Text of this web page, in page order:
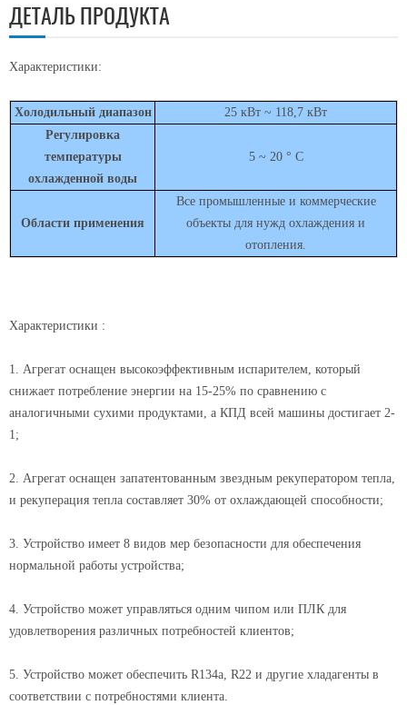
ДЕТАЛЬ ПРОДУКТА
Характеристики:
Холодильный диапазон
25 кВт ~ 118,7 кВт
Регулировка
температуры
охлажденной воды
5 ~ 20 ° С
Области применения
Все промышленные и коммерческие
объекты для нужд охлаждения и
отопления.
Характеристики :
1. Агрегат оснащен высокоэффективным испарителем, который
снижает потребление энергии на 15-25% по сравнению с
аналогичными сухими продуктами, а КПД всей машины достигает 2-
1;
2. Агрегат оснащен запатентованным звездным рекуператором тепла,
и рекуперация тепла составляет 30% от охлаждающей способности;
3. Устройство имеет 8 видов мер безопасности для обеспечения
нормальной работы устройства;
4. Устройство может управляться одним чипом или ПЛК для
удовлетворения различных потребностей клиентов;
5. Устройство может обеспечить R134a, R22 и другие хладагенты в
соответствии с потребностями клиента.